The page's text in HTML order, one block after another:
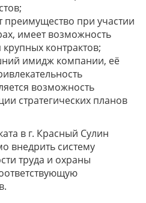
преимущество при участии
имеет возможность
контрактов;
имидж компании, её
возможность
стратегических планов
в г. Красный Сулин
внедрить систему
труда и охраны